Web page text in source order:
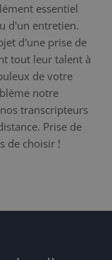
essentiel
d'un entretien.
d'une prise de
tout leur talent à
de votre
notre
transcripteurs
Prise de
de choisir !